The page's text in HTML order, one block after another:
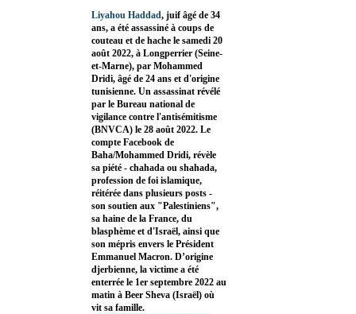
Liyahou Haddad, juif âgé de 34
ans, a été assassiné à coups de
couteau et de hache le samedi 20
août 2022, à Longperrier (Seine-
et-Marne), par Mohammed
Dridi, âgé de 24 ans et d'origine
tunisienne. Un assassinat révélé
par le Bureau national de
vigilance contre l'antisémitisme
(BNVCA) le 28 août 2022. Le
compte Facebook de
Baha/Mohammed Dridi, révèle
sa piété - chahada ou shahada,
profession de foi islamique,
réitérée dans plusieurs posts -
son soutien aux "Palestiniens",
sa haine de la France, du
blasphème et d'Israël, ainsi que
son mépris envers le Président
Emmanuel Macron. D’origine
djerbienne, la victime a été
enterrée le 1er septembre 2022 au
matin à Beer Sheva (Israël) où
vit sa famille.